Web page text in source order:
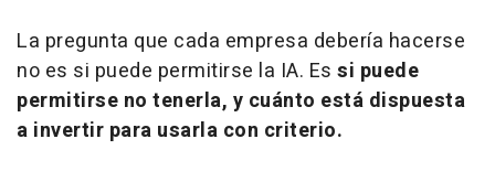
La pregunta que cada empresa debería hacerse
no es si puede permitirse la IA. Es si puede
permitirse no tenerla, y cuánto está dispuesta
a invertir para usarla con criterio.